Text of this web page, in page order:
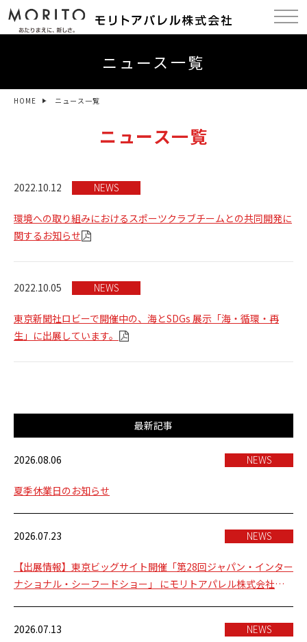
ニュース一覧
HOME ニュース一覧
ニュース一覧
2022.10.12 NEWS
環境への取り組みにおけるスポーツクラブチームとの共同開発に
関するお知らせ
2022.10.05 NEWS
東京新聞社ロビーで開催中の、海とSDGs 展示「海・循環・再
生」に出展しています。
最新記事
2026.08.06 NEWS
夏季休業日のお知らせ
2026.07.23 NEWS
【出展情報】東京ビッグサイト開催「第28回ジャパン・インター
ナショナル・シーフードショー」 にモリトアパレル株式会社が
2026.07.13 NEWS